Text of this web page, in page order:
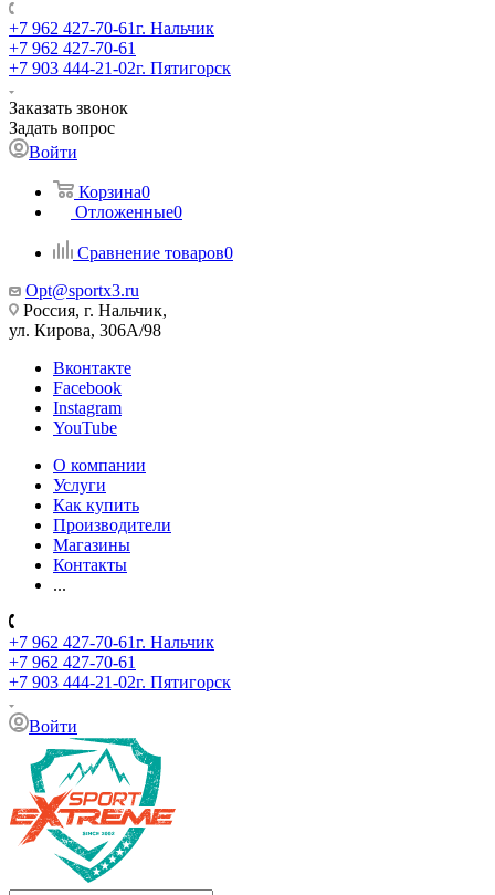
+7 962 427-70-61г. Нальчик
+7 962 427-70-61
+7 903 444-21-02г. Пятигорск
Заказать звонок
Задать вопрос
Войти
Корзина0
Отложенные0
Сравнение товаров0
Opt@sportx3.ru
Россия, г. Нальчик,
ул. Кирова, 306А/98
Вконтакте
Facebook
Instagram
YouTube
О компании
Услуги
Как купить
Производители
Магазины
Контакты
...
+7 962 427-70-61г. Нальчик
+7 962 427-70-61
+7 903 444-21-02г. Пятигорск
Войти